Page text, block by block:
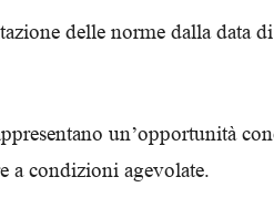
delle norme dalla data
un’opportunità
a condizioni agevolate.